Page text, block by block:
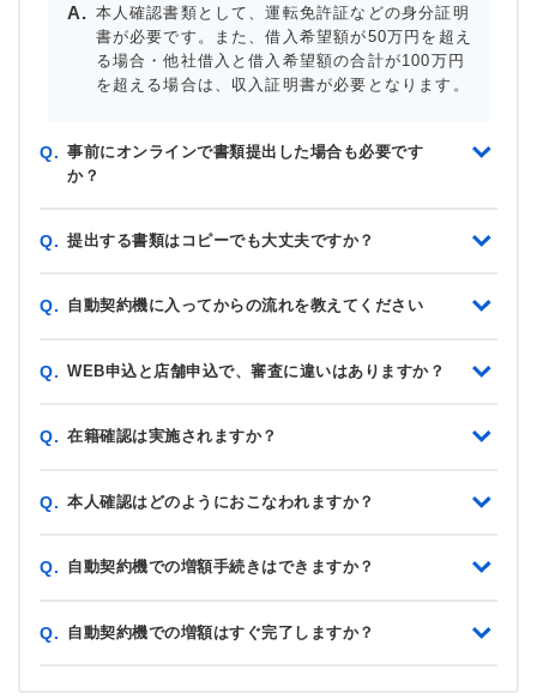
本人確認書類として、運転免許証などの身分証明
書が必要です。また、借入希望額が50万円を超え
る場合・他社借入と借入希望額の合計が100万円
を超える場合は、収入証明書が必要となります。
Q. 事前にオンラインで書類提出した場合も必要です
か？
Q. 提出する書類はコピーでも大丈夫ですか？
Q. 自動契約機に入ってからの流れを教えてください
Q. WEB申込と店舗申込で、審査に違いはありますか？
Q. 在籍確認は実施されますか？
Q. 本人確認はどのようにおこなわれますか？
Q. 自動契約機での増額手続きはできますか？
Q. 自動契約機での増額はすぐ完了しますか？